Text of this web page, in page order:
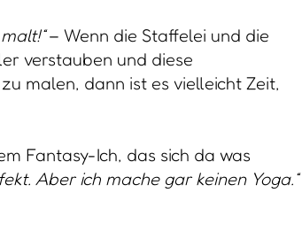
– Wenn die Staffelei und die
verstauben und diese
malen, dann ist es vielleicht Zeit,
Fantasy-Ich, das sich da was
Aber ich mache gar keinen Yoga.“